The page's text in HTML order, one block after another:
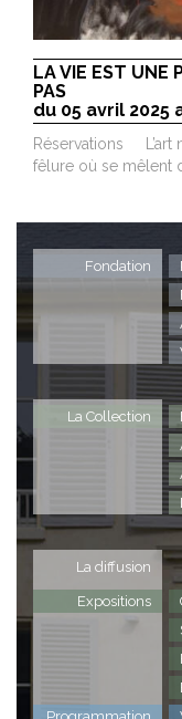
LA VIE EST UNE
PAS
du 05 avril 2025
Réservations L’art
fêlure où se
Fondation
La Collection
La diffusion
Expositions